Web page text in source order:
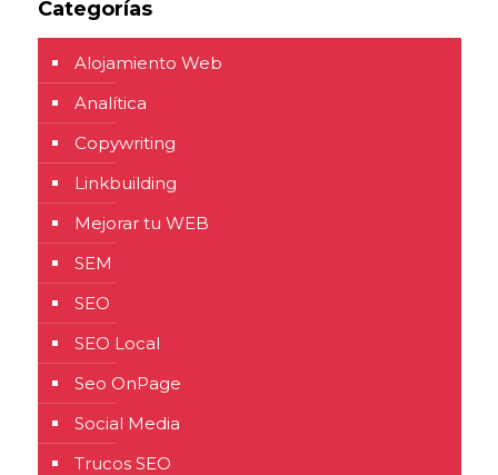
Categorías
Alojamiento Web
Analítica
Copywriting
Linkbuilding
Mejorar tu WEB
SEM
SEO
SEO Local
Seo OnPage
Social Media
Trucos SEO